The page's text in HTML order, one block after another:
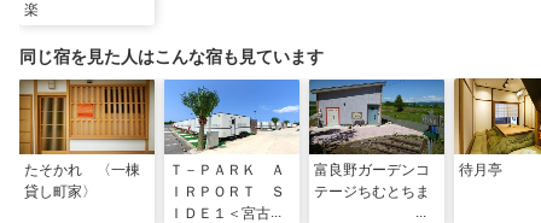
楽
同じ宿を見た人はこんな宿も見ています
たそかれ 〈一棟
貸し町家〉
Ｔ－ＰＡＲＫ Ａ
ＩＲＰＯＲＴ Ｓ
ＩＤＥ１＜宮古島
富良野ガーデンコ
テージちむとちま
待月亭